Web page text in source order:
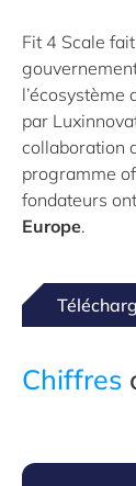
Fit 4 Scale
l’écosystème
par
collaboration
programme
fondateurs
Europe.
Chiffres